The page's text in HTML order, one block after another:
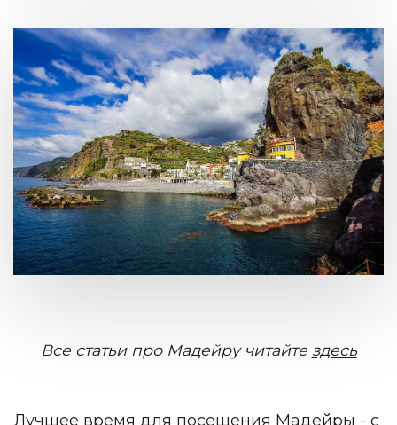
Все статьи про Мадейру читайте здесь
Лучшее время для посещения Мадейры - с